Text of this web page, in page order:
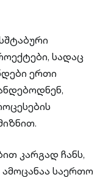
სადაც
ერთი
კარგად ჩანს,
საერთო